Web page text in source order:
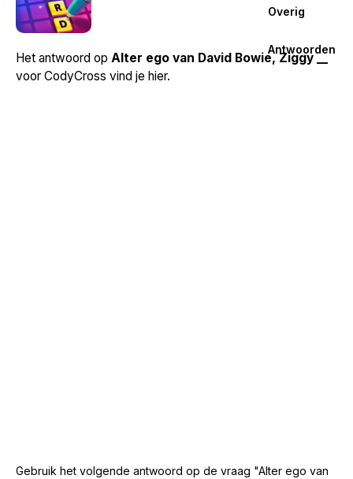
Overig
Antwoorden
Het antwoord op Alter ego van David Bowie, Ziggy __
voor CodyCross vind je hier.
Gebruik het volgende antwoord op de vraag "Alter ego van